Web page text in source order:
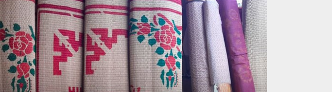
Văn hóa Giải trí & Thư giãn Thiên nhiên Golf
Chính sách thị thực